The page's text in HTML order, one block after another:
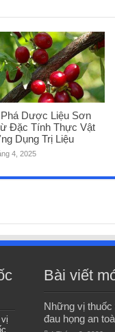
Dược Liệu Sơn
Đặc Tính Thực Vật
Dụng Trị Liệu
4, 2025
Bài viết
Những vị
đau họng an